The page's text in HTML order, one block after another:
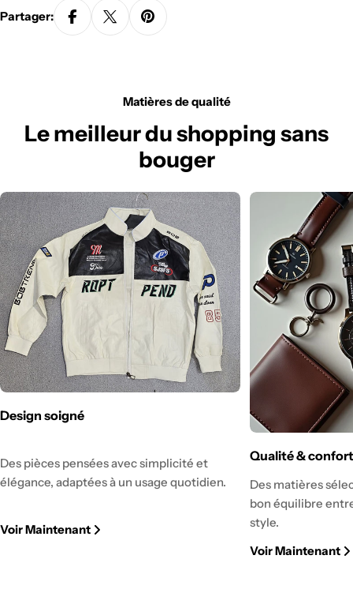
Partager:
Matières de qualité
Le meilleur du shopping sans
bouger
Design soigné
Des pièces pensées avec simplicité et
élégance, adaptées à un usage quotidien.
Voir Maintenant
Qualité & confort
Des matières
bon équilibre
style.
Voir Maintenant